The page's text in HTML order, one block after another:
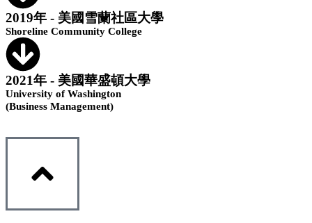
2019年 - 美國雪蘭社區大學
Shoreline Community College
2021年 - 美國華盛頓大學
University of Washington
(Business Management)